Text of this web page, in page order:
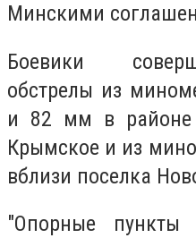
Минскими
Боевики
обстрелы из
и 82 мм в районе
Крымское и из
вблизи поселка
"Опорные